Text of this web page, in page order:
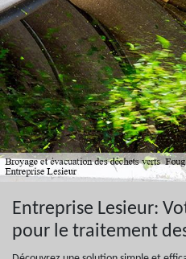
Entreprise Lesieur:
pour le traitement